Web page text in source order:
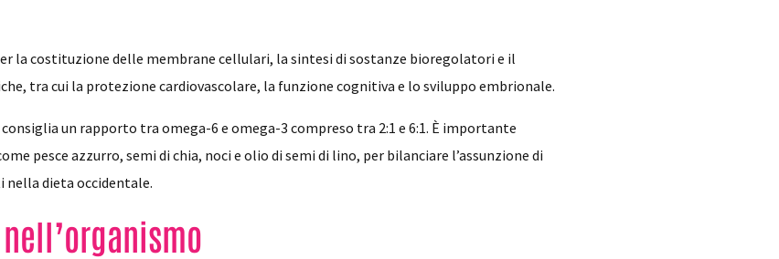
la costituzione delle membrane cellulari, la sintesi di sostanze bioregolatori e il
tra cui la protezione cardiovascolare, la funzione cognitiva e lo sviluppo embrionale.
un rapporto tra omega-6 e omega-3 compreso tra 2:1 e 6:1. È importante
pesce azzurro, semi di chia, noci e olio di semi di lino, per bilanciare l’assunzione di
nella dieta occidentale.